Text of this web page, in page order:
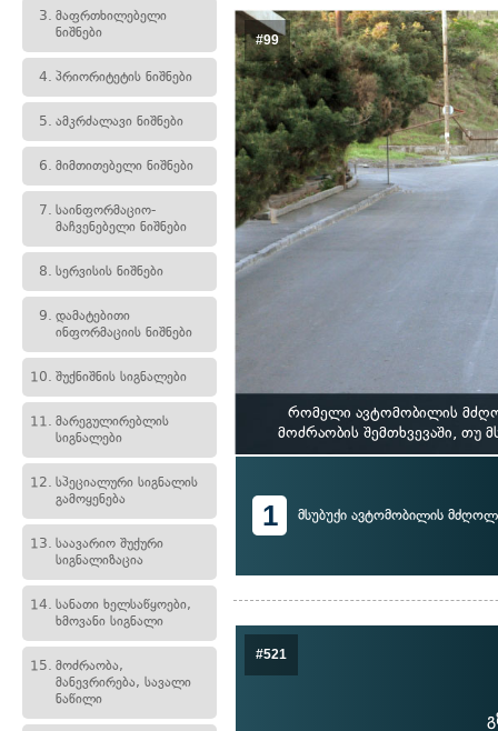
3. მაფრთხილებელი
ნიშნები
4. პრიორიტეტის ნიშნები
5. ამკრძალავი ნიშნები
6. მიმთითებელი ნიშნები
7. საინფორმაციო-
მაჩვენებელი ნიშნები
8. სერვისის ნიშნები
9. დამატებითი
ინფორმაციის ნიშნები
10. შუქნიშნის სიგნალები
11. მარეგულირებლის
სიგნალები
12. სპეციალური სიგნალის
გამოყენება
13. საავარიო შუქური
სიგნალიზაცია
14. სანათი ხელსაწყოები,
ხმოვანი სიგნალი
15. მოძრაობა,
მანევრირება, სავალი
ნაწილი
#99
რომელი ავტომობილის
მოძრაობის შემთხვევაში, თუ
1 მსუბუქი ავტომობილის
#521